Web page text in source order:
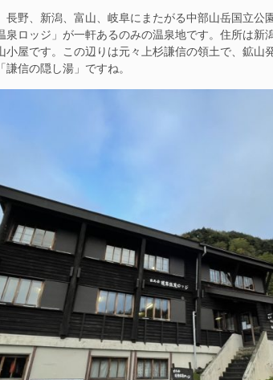
野、新潟、富山、岐阜にまたがる中部山岳国立公
泉ロッジ」が一軒あるのみの温泉地です。住所は新
小屋です。この辺りは元々上杉謙信の領土で、鉱山
信の隠し湯」ですね。